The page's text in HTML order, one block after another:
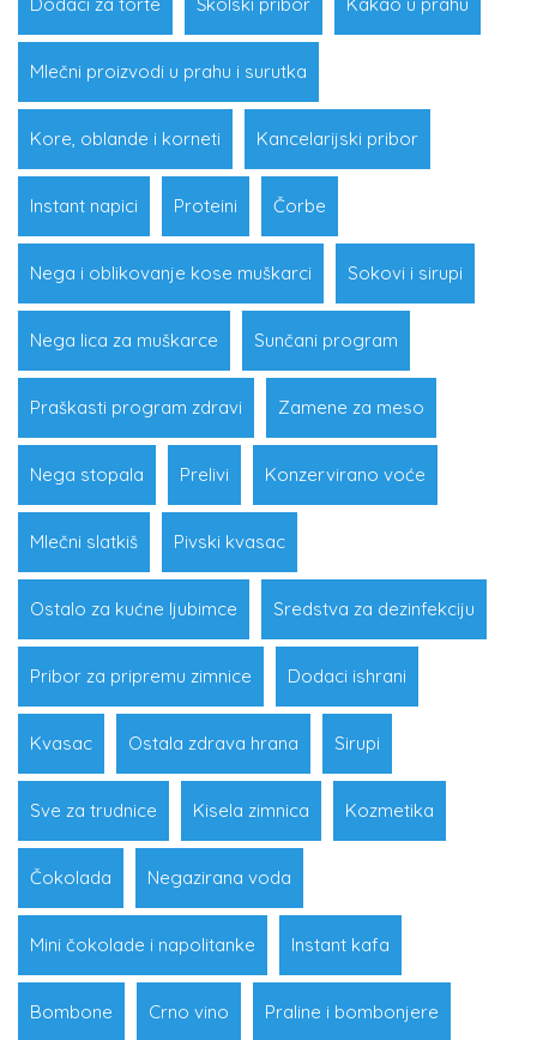
Mlečni proizvodi u prahu i surutka
Kore, oblande i korneti Kancelarijski pribor
Instant napici Proteini Čorbe
Nega i oblikovanje kose muškarci Sokovi i sirupi
Nega lica za muškarce Sunčani program
Praškasti program zdravi Zamene za meso
Nega stopala Prelivi Konzervirano voće
Mlečni slatkiš Pivski kvasac
Ostalo za kućne ljubimce Sredstva za dezinfekciju
Pribor za pripremu zimnice Dodaci ishrani
Kvasac Ostala zdrava hrana Sirupi
Sve za trudnice Kisela zimnica Kozmetika
Čokolada Negazirana voda
Mini čokolade i napolitanke Instant kafa
Bombone Crno vino Praline i bombonjere